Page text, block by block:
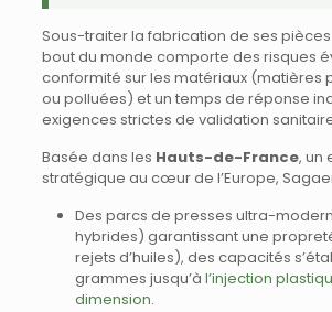
Sous-traiter la fabrication de ses pièces
bout du monde comporte des risques
conformité sur les matériaux (matières
ou polluées) et un temps de réponse
exigences strictes de validation
Basée dans les Hauts-de-France, un
stratégique au cœur de l’Europe,
Des parcs de presses ultra-
hybrides) garantissant une
rejets d’huiles), des capacités
grammes jusqu’à l’injection
dimension.